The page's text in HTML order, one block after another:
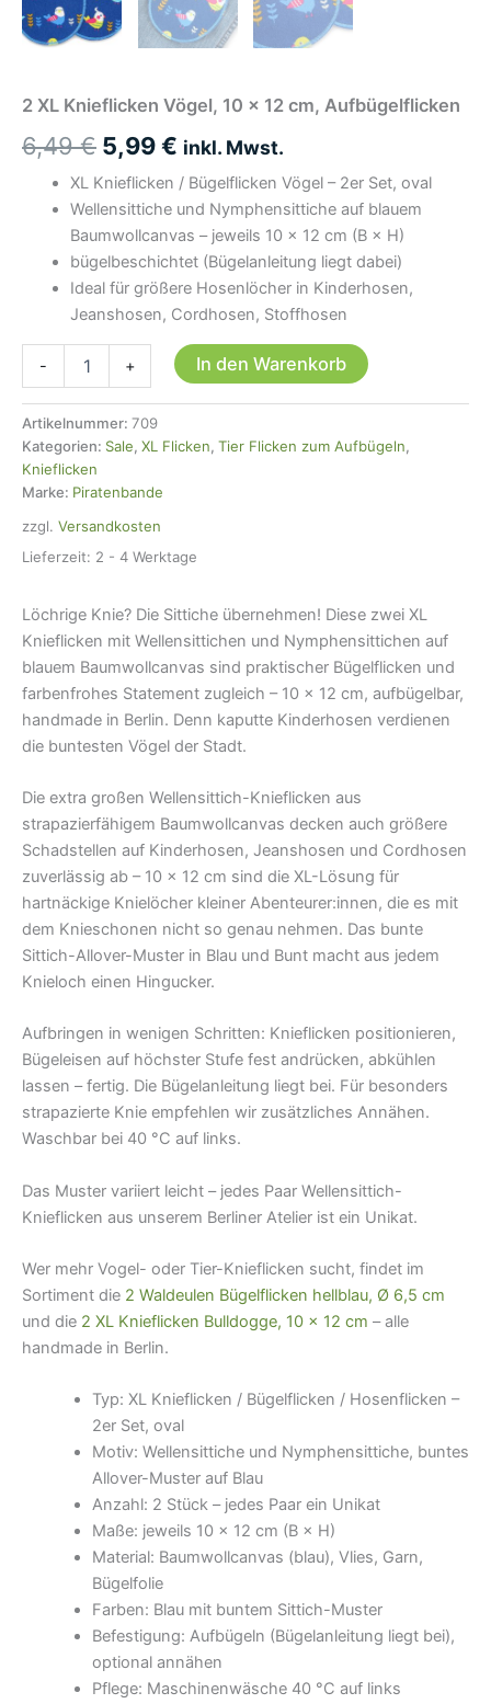
2 XL Knieflicken Vögel, 10 x 12 cm, Aufbügelflicken
6,49€ Ursprünglicher
Preis
war:
6,49 €
5,99€ Aktueller
Preis
ist:
5,99 €.
inkl. Mwst.
XL Knieflicken / Bügelflicken Vögel – 2er Set, oval
Wellensittiche und Nymphensittiche auf blauem
Baumwollcanvas – jeweils 10 × 12 cm (B × H)
bügelbeschichtet (Bügelanleitung liegt dabei)
Ideal für größere Hosenlöcher in Kinderhosen,
Jeanshosen, Cordhosen, Stoffhosen
-
Vögel,
10
x
12
Aufbügelflicken
Menge
+ In den Warenkorb
Artikelnummer: 709
Kategorien: Sale, XL Flicken, Tier Flicken zum Aufbügeln,
Knieflicken
Marke: Piratenbande
zzgl. Versandkosten
Lieferzeit: 2 - 4 Werktage
Löchrige Knie? Die Sittiche übernehmen! Diese zwei XL
Knieflicken mit Wellensittichen und Nymphensittichen auf
blauem Baumwollcanvas sind praktischer Bügelflicken und
farbenfrohes Statement zugleich – 10 × 12 cm, aufbügelbar,
handmade in Berlin. Denn kaputte Kinderhosen verdienen
die buntesten Vögel der Stadt.
Die extra großen Wellensittich-Knieflicken aus
strapazierfähigem Baumwollcanvas decken auch größere
Schadstellen auf Kinderhosen, Jeanshosen und Cordhosen
zuverlässig ab – 10 × 12 cm sind die XL-Lösung für
hartnäckige Knielöcher kleiner Abenteurer:innen, die es mit
dem Knieschonen nicht so genau nehmen. Das bunte
Sittich-Allover-Muster in Blau und Bunt macht aus jedem
Knieloch einen Hingucker.
Aufbringen in wenigen Schritten: Knieflicken positionieren,
Bügeleisen auf höchster Stufe fest andrücken, abkühlen
lassen – fertig. Die Bügelanleitung liegt bei. Für besonders
strapazierte Knie empfehlen wir zusätzliches Annähen.
Waschbar bei 40 °C auf links.
Das Muster variiert leicht – jedes Paar Wellensittich-
Knieflicken aus unserem Berliner Atelier ist ein Unikat.
Wer mehr Vogel- oder Tier-Knieflicken sucht, findet im
Sortiment die 2 Waldeulen Bügelflicken hellblau, Ø 6,5 cm
und die 2 XL Knieflicken Bulldogge, 10 × 12 cm – alle
handmade in Berlin.
Typ: XL Knieflicken / Bügelflicken / Hosenflicken –
2er Set, oval
Motiv: Wellensittiche und Nymphensittiche, buntes
Allover-Muster auf Blau
Anzahl: 2 Stück – jedes Paar ein Unikat
Maße: jeweils 10 × 12 cm (B × H)
Material: Baumwollcanvas (blau), Vlies, Garn,
Bügelfolie
Farben: Blau mit buntem Sittich-Muster
Befestigung: Aufbügeln (Bügelanleitung liegt bei),
optional annähen
Pflege: Maschinenwäsche 40 °C auf links